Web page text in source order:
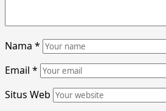
Nama *
Email *
Situs Web